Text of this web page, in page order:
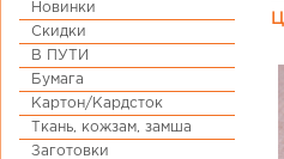
Новинки
Скидки
В ПУТИ
Бумага
Картон/Кардсток
Ткань, кожзам, замша
Заготовки